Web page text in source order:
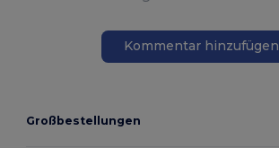
Kommentar hinzufügen
Großbestellungen